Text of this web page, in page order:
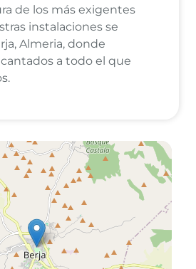
de los más exigentes
instalaciones se
Almeria, donde
a todo el que